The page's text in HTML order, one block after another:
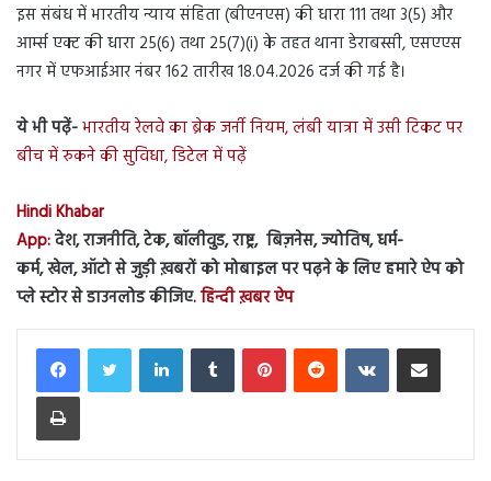
इस संबंध में भारतीय न्याय संहिता (बीएनएस) की धारा 111 तथा 3(5) और
आर्म्स एक्ट की धारा 25(6) तथा 25(7)(i) के तहत थाना डेराबस्सी, एसएएस
नगर में एफआईआर नंबर 162 तारीख 18.04.2026 दर्ज की गई है।
ये भी पढ़ें-भारतीय रेलवे का ब्रेक जर्नी नियम, लंबी यात्रा में उसी टिकट पर
बीच में रुकने की सुविधा, डिटेल में पढ़ें
Hindi Khabar
App:देश, राजनीति, टेक, बॉलीवुड, राष्ट्र, बिज़नेस, ज्योतिष, धर्म-
कर्म, खेल, ऑटो से जुड़ी ख़बरों को मोबाइल पर पढ़ने के लिए हमारे ऐप को
प्ले स्टोर से डाउनलोड कीजिए.हिन्दी ख़बर ऐप
LinkedInTumblr PinterestReddit VKontakteShare via Email
Print